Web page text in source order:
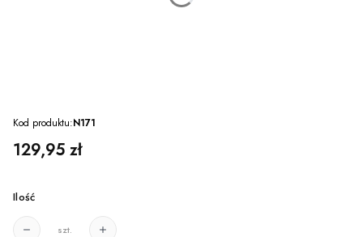
Kod produktu:N171
Cena
129,95 zł
Ilość
szt.